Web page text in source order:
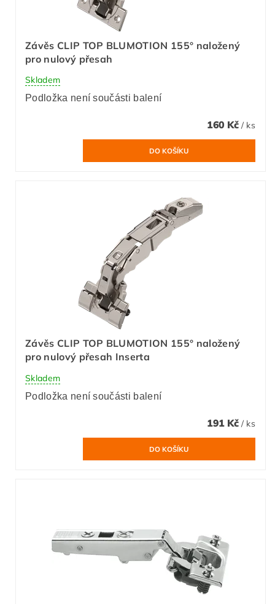
Závěs CLIP TOP BLUMOTION 155° naložený
pro nulový přesah
Skladem
Podložka není součásti balení
160 Kč / ks
Závěs CLIP TOP BLUMOTION 155° naložený
pro nulový přesah Inserta
Skladem
Podložka není součásti balení
191 Kč / ks